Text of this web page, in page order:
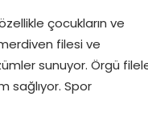
çocukların ve
filesi ve
sunuyor. Örgü
sağlıyor. Spor